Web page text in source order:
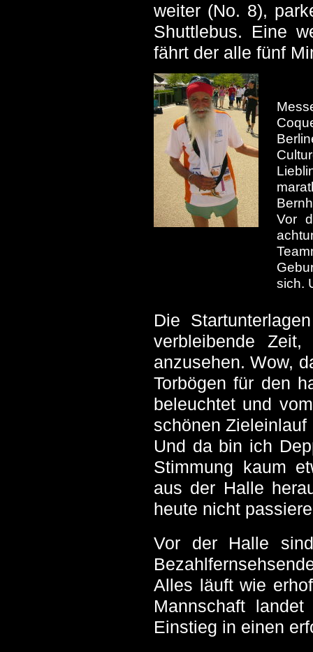
weiter (No. 8),
Shuttlebus. Eine
fährt der alle fünf
Vor
sich.
Die
verbleibende
anzusehen. Wow,
Torbögen für den
beleuchtet und
schönen
Und da bin ich
Stimmung kaum
aus der Halle
heute nicht
Vor der Halle
Alles läuft wie
Mannschaft
Einstieg in einen